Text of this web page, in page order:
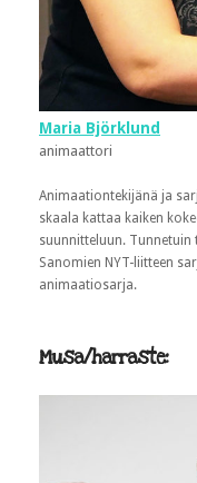
Maria Björklund
animaattori
Animaationtekijänä ja
skaala kattaa kaiken
suunnitteluun. Tunnetuin
Sanomien NYT-liitteen
animaatiosarja.
Musa/harraste: